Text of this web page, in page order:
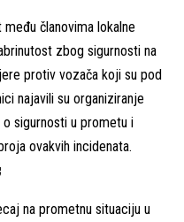
članovima lokalne
zbog sigurnosti na
protiv vozača koji su pod
najavili su organiziranje
o sigurnosti u prometu i
ovakvih incidenata.
na prometnu situaciju u